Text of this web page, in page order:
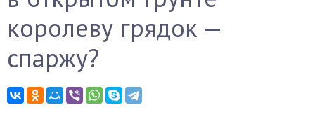
королеву грядок —
спаржу?